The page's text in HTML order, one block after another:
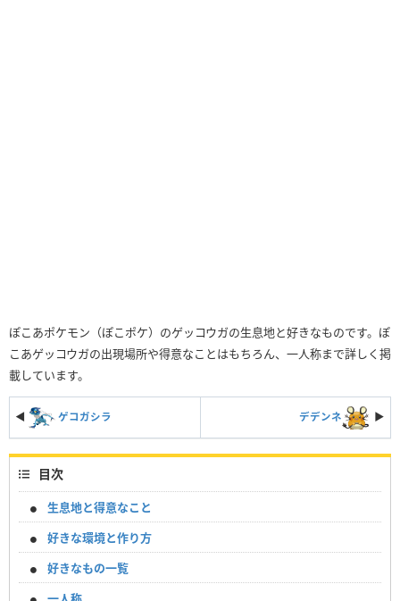
ぽこあポケモン（ぽこポケ）のゲッコウガの生息地と好きなものです。ぽ
こあゲッコウガの出現場所や得意なことはもちろん、一人称まで詳しく掲
載しています。
◀ ゲコガシラ デデンネ ▶︎
目次
生息地と得意なこと
好きな環境と作り方
好きなもの一覧